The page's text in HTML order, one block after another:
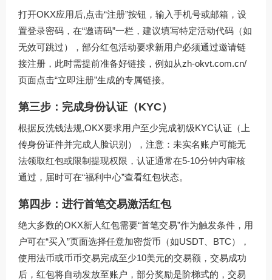
打开OKX应用后,点击“注册”按钮，输入手机号或邮箱，设
置登录密码，在“邀请码”一栏，建议填写特定活动代码（如
无效可跳过），部分红包活动要求新用户必须通过邀请链
接注册，此时需提前准备好链接，例如从zh-okvt.com.cn/
页面点击“立即注册”生成的专属链接。
第三步：完成身份认证（KYC）
根据反洗钱法规,OKX要求用户至少完成初级KYC认证（上
传身份证件并完成人脸识别），注意：未实名账户可能无
法领取红包或限制提现权限，认证通常在5-10分钟内审核
通过，届时可在“福利中心”查看红包状态。
第四步：进行首笔交易激活红包
绝大多数的OKX新人红包需要“首笔交易”作为触发条件，用
户可在“买入”页面选择任意加密货币（如USDT、BTC），
使用法币或币币交易完成至少10美元的交易额，交易成功
后，红包将自动发放至账户，部分奖励是阶梯式的，交易